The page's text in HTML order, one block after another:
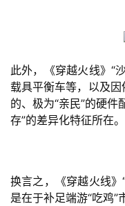
此外，《穿越火线》“
载具平衡车等，以及
的、极为“亲民”的硬件
存”的差异化特征所在。
换言之，《穿越火线
是在于补足端游“吃鸡”